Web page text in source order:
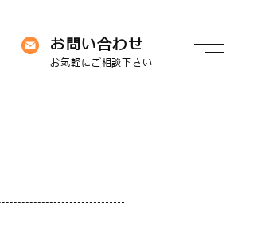
お問い合わせ
お気軽にご相談下さい